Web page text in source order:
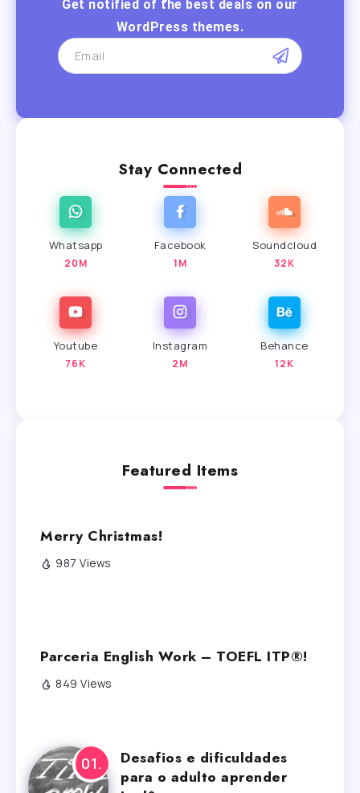
Get notified of the best deals on our
WordPress themes.
Stay Connected
Whatsapp
20M
Facebook
1M
Soundcloud
32K
Youtube
76K
Instagram
2M
Behance
12K
Featured Items
Merry Christmas!
987 Views
Parceria English Work – TOEFL ITP®!
849 Views
Desafios e dificuldades
para o adulto aprender